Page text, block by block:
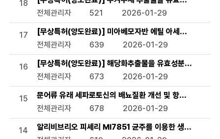
18
전체관리자
521 2026-01-29
17
[무상특허(양도완료)] 미아베모자반 에틸 아세테이트 분
전체관리자
639 2026-01-29
16
[무상특허(양도완료)] 해당화추출물을 유효성분으로 함유
전체관리자
673 2026-01-29
15
문어류 유래 세파로토신의 배뇨질환 개선 및 항스트레스 용
전체관리자
678 2026-01-29
14
알리비브리오 피셰리 MI7851 균주를 이용한 생태독성 평